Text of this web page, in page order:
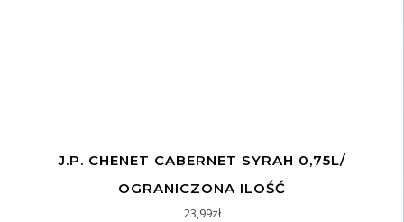
J.P. CHENET CABERNET SYRAH 0,75L/
OGRANICZONA ILOŚĆ
23,99zł